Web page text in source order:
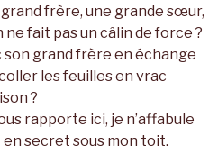
grand frère, une grande sœur,
ne fait pas un câlin de force ?
son grand frère en échange
les feuilles en vrac
?
rapporte ici, je n’affabule
en secret sous mon toit.